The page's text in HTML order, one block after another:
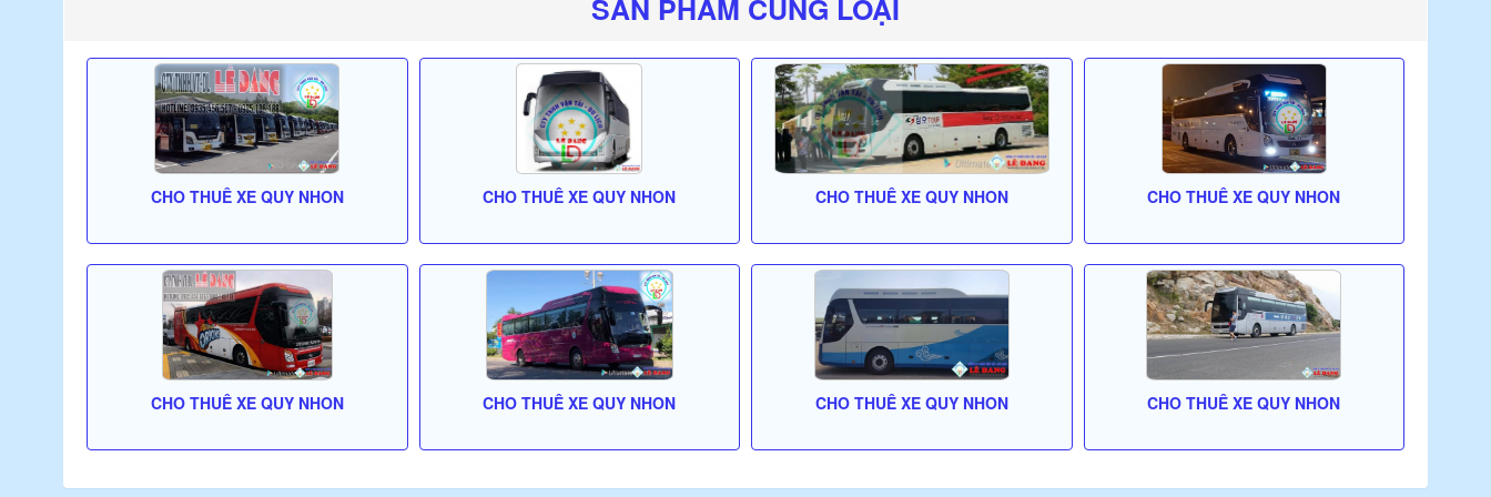
SẢN PHẨM CÙNG LOẠI
CHO THUÊ XE QUY NHON CHO THUÊ XE QUY NHON CHO THUÊ XE QUY NHON CHO THUÊ XE QUY NHON
CHO THUÊ XE QUY NHON CHO THUÊ XE QUY NHON CHO THUÊ XE QUY NHON CHO THUÊ XE QUY NHON